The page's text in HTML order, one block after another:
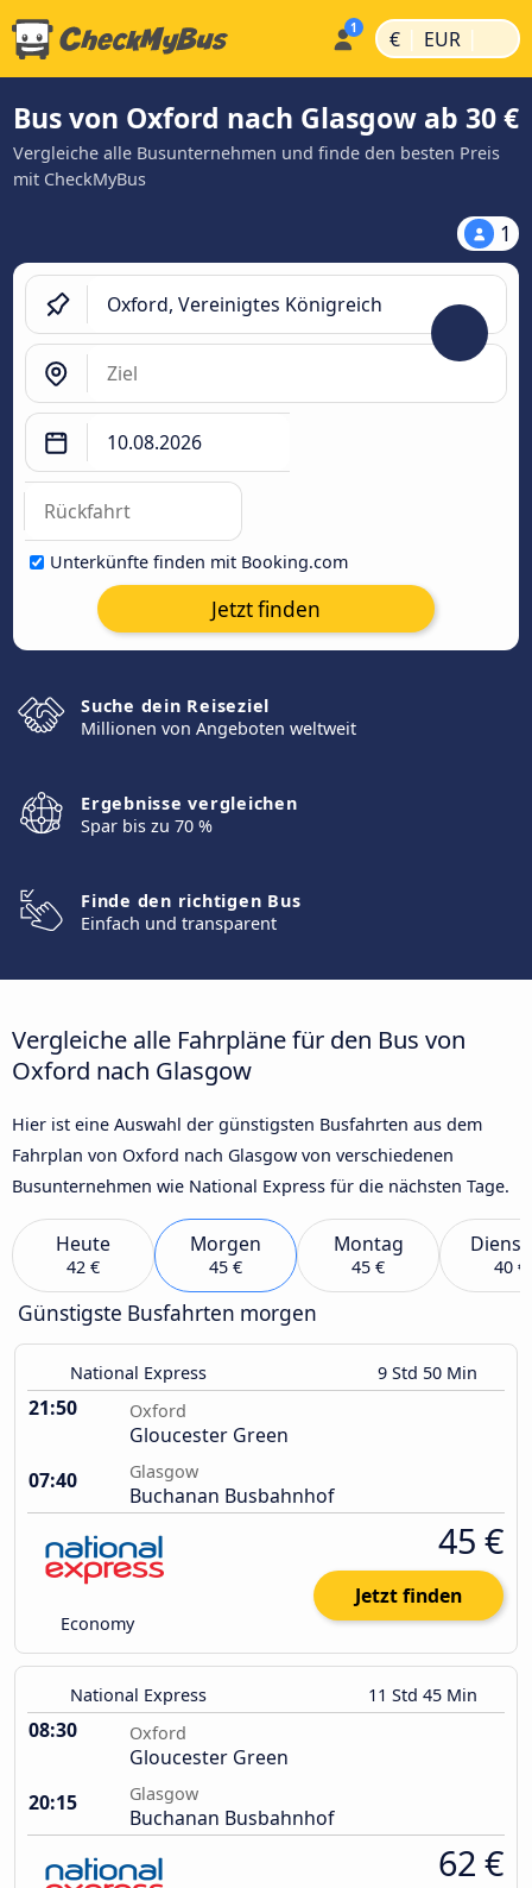
€ | EUR |
Bus von Oxford nach Glasgow ab 30 €
Vergleiche alle Busunternehmen und finde den besten Preis
mit CheckMyBus
1
Unterkünfte finden mit Booking.com
Jetzt finden
Suche dein Reiseziel
Millionen von Angeboten weltweit
Ergebnisse vergleichen
Spar bis zu 70 %
Finde den richtigen Bus
Einfach und transparent
Vergleiche alle Fahrpläne für den Bus von
Oxford nach Glasgow
Hier ist eine Auswahl der günstigsten Busfahrten aus dem
Fahrplan von Oxford nach Glasgow von verschiedenen
Busunternehmen wie National Express für die nächsten Tage.
Heute
42 €
Morgen
45 €
Montag
45 € 40 €
Günstigste Busfahrten morgen
National Express 9 Std 50 Min
21:50 Oxford
Gloucester Green
07:40
Glasgow
Buchanan Busbahnhof
Economy
45 €
Jetzt finden
National Express 11 Std 45 Min
08:30 Oxford
Gloucester Green
20:15
Glasgow
Buchanan Busbahnhof
62 €